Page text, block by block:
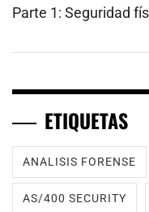
Parte 1: Seguridad
ETIQUETAS
ANALISIS FORENSE
AS/400 SECURITY